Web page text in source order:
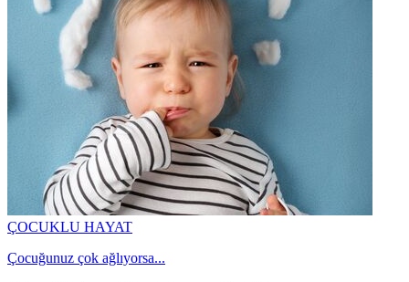
ÇOCUKLU HAYAT
Çocuğunuz çok ağlıyorsa...